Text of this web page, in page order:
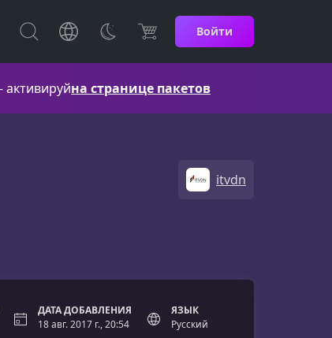
Войти
на странице пакетов
itvdn
ДАТА ДОБАВЛЕНИЯ
18 авг. 2017 г., 20:54
ЯЗЫК
Русский